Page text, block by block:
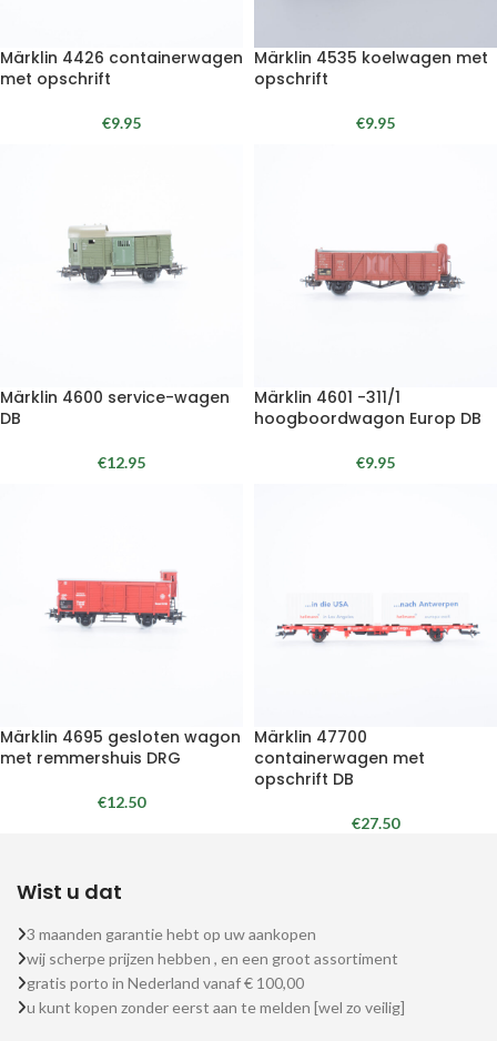
Märklin 4426 containerwagen
met opschrift
€9.95
Märklin 4535 koelwagen met
opschrift
€9.95
Märklin 4600 service-wagen
DB
€12.95
Märklin 4601 -311/1
hoogboordwagon Europ DB
€9.95
Märklin 4695 gesloten wagon
met remmershuis DRG
€12.50
Märklin 47700
containerwagen met
opschrift DB
€27.50
Wist u dat
3 maanden garantie hebt op uw aankopen
wij scherpe prijzen hebben , en een groot assortiment
gratis porto in Nederland vanaf € 100,00
u kunt kopen zonder eerst aan te melden [wel zo veilig]